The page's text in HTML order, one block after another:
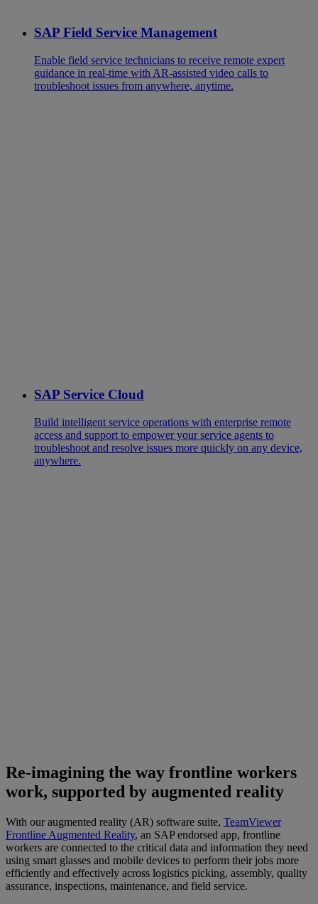
SAP Field Service Management
Enable field service technicians to receive remote expert
guidance in real-time with AR-assisted video calls to
troubleshoot issues from anywhere, anytime.
SAP Service Cloud
Build intelligent service operations with enterprise remote
access and support to empower your service agents to
troubleshoot and resolve issues more quickly on any device,
anywhere.
Re-imagining the way frontline workers
work, supported by augmented reality
With our augmented reality (AR) software suite, TeamViewer
Frontline Augmented Reality, an SAP endorsed app, frontline
workers are connected to the critical data and information they need
using smart glasses and mobile devices to perform their jobs more
efficiently and effectively across logistics picking, assembly, quality
assurance, inspections, maintenance, and field service.